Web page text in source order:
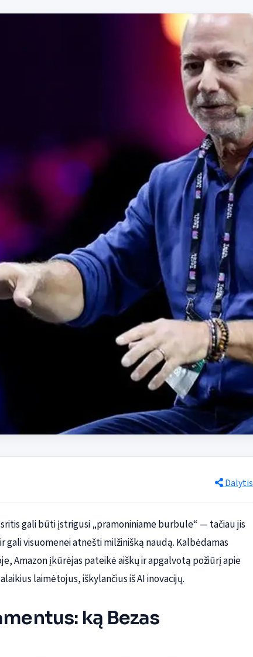
Dalytis
gali būti įstrigusi „pramoniniame burbule“ — tačiau jis
visuomenei atnešti milžinišką naudą. Kalbėdamas
Amazon įkūrėjas pateikė aiškų ir apgalvotą požiūrį apie
laimėtojus, iškylančius iš AI inovacijų.
ką Bezas